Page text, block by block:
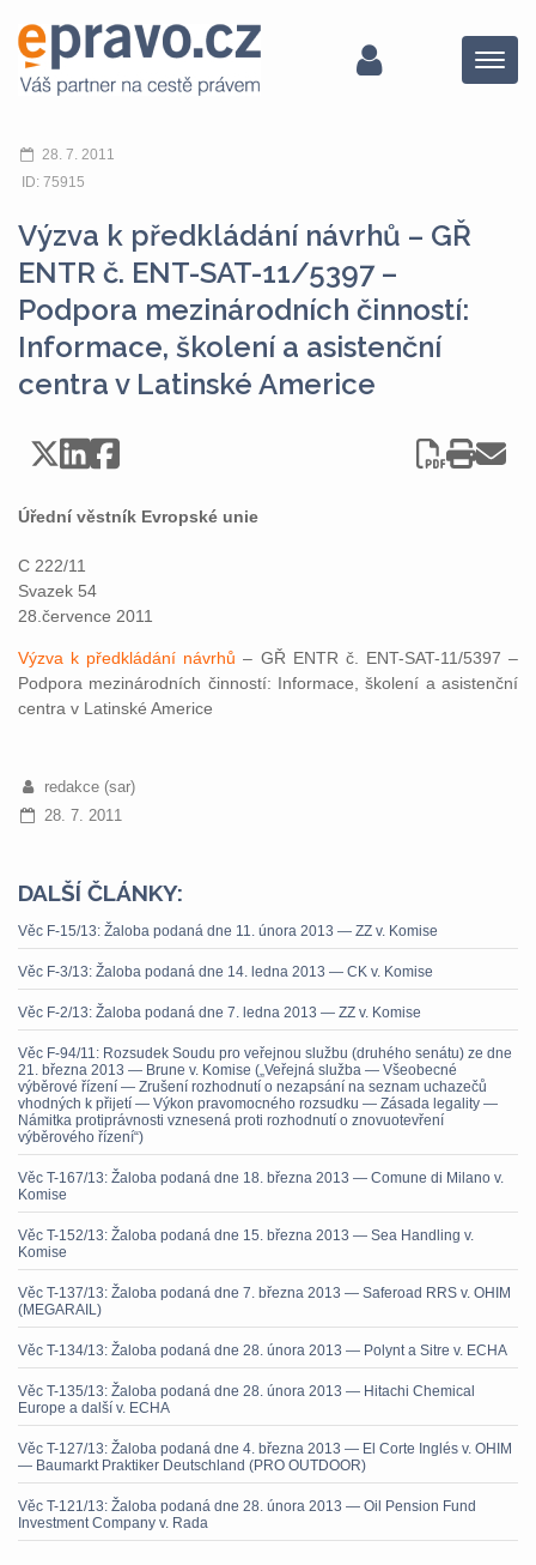
Menu
28. 7. 2011
ID: 75915
Výzva k předkládání návrhů – GŘ
ENTR č. ENT-SAT-11/5397 –
Podpora mezinárodních činností:
Informace, školení a asistenční
centra v Latinské Americe
Úřední věstník Evropské unie
C 222/11
Svazek 54
28.července 2011
Výzva k předkládání návrhů– GŘ ENTR č. ENT-SAT-11/5397 –
Podpora mezinárodních činností: Informace, školení a asistenční
centra v Latinské Americe
redakce (sar)
28. 7. 2011
DALŠÍ ČLÁNKY:
Věc F-15/13: Žaloba podaná dne 11. února 2013 — ZZ v. Komise
Věc F-3/13: Žaloba podaná dne 14. ledna 2013 — CK v. Komise
Věc F-2/13: Žaloba podaná dne 7. ledna 2013 — ZZ v. Komise
Věc F-94/11: Rozsudek Soudu pro veřejnou službu (druhého senátu) ze dne
21. března 2013 — Brune v. Komise („Veřejná služba — Všeobecné
výběrové řízení — Zrušení rozhodnutí o nezapsání na seznam uchazečů
vhodných k přijetí — Výkon pravomocného rozsudku — Zásada legality —
Námitka protiprávnosti vznesená proti rozhodnutí o znovuotevření
výběrového řízení“)
Věc T-167/13: Žaloba podaná dne 18. března 2013 — Comune di Milano v.
Komise
Věc T-152/13: Žaloba podaná dne 15. března 2013 — Sea Handling v.
Komise
Věc T-137/13: Žaloba podaná dne 7. března 2013 — Saferoad RRS v. OHIM
(MEGARAIL)
Věc T-134/13: Žaloba podaná dne 28. února 2013 — Polynt a Sitre v. ECHA
Věc T-135/13: Žaloba podaná dne 28. února 2013 — Hitachi Chemical
Europe a další v. ECHA
Věc T-127/13: Žaloba podaná dne 4. března 2013 — El Corte Inglés v. OHIM
— Baumarkt Praktiker Deutschland (PRO OUTDOOR)
Věc T-121/13: Žaloba podaná dne 28. února 2013 — Oil Pension Fund
Investment Company v. Rada